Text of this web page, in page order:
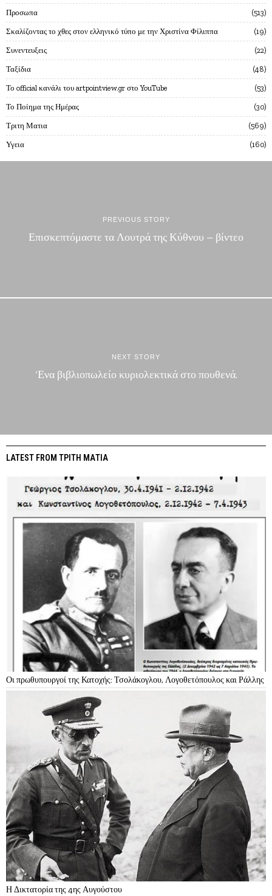
Προσωπα 513
Σκαλίζοντας το χθες στον ελληνικό τύπο με την Χριστίνα Φίλιππα 19
Συνεντευξεις 22
Ταξίδια 48
Το official κανάλι του artpointview.gr στο YouTube 53
Το Ποίημα της Ημέρας 30
Τριτη Ματια 569
Υγεια 160
PREVIOUS STORY
Επισκεπτόμαστε τα Λουτρά της Κύθνου – βίντεο
NEXT STORY
‘Ενα βιβλιοπωλείο κυριολεκτικά στο πουθενά.
LATEST FROM ΤΡΙΤΗ ΜΑΤΙΑ
Οι πρωθυπουργοί της Κατοχής: Τσολάκογλου, Λογοθετόπουλος και Ράλλης
Η Δικτατορία της 4ης Αυγούστου